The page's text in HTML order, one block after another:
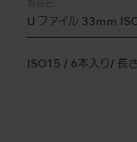
製品名:
U ファイル 33mm
ISO15 / 6本入り/ 長